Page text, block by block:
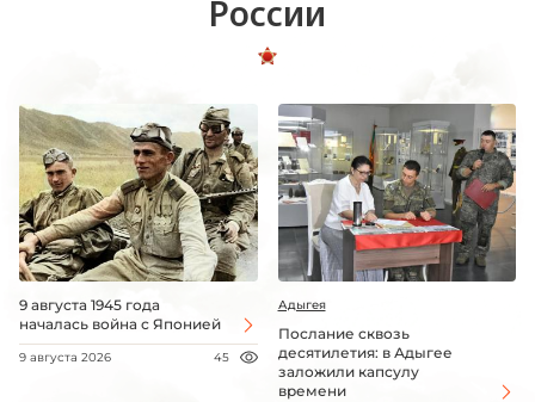
России
9 августа 1945 года
началась война с Японией
9 августа 2026 45
Адыгея
Послание сквозь
десятилетия: в Адыгее
заложили капсулу
времени